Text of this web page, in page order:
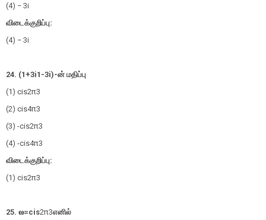
(4) − 3i
விடைக்குறிப்பு:
(4) − 3i
24. (1+3i1 -3i)-ன் மதிப்பு
(1) cis2π3
(2) cis4π3
(3) -cis2π3
(4) -cis4π3
விடைக்குறிப்பு:
(1) cis2π3
25. 𝛚=cis2π3எனில்